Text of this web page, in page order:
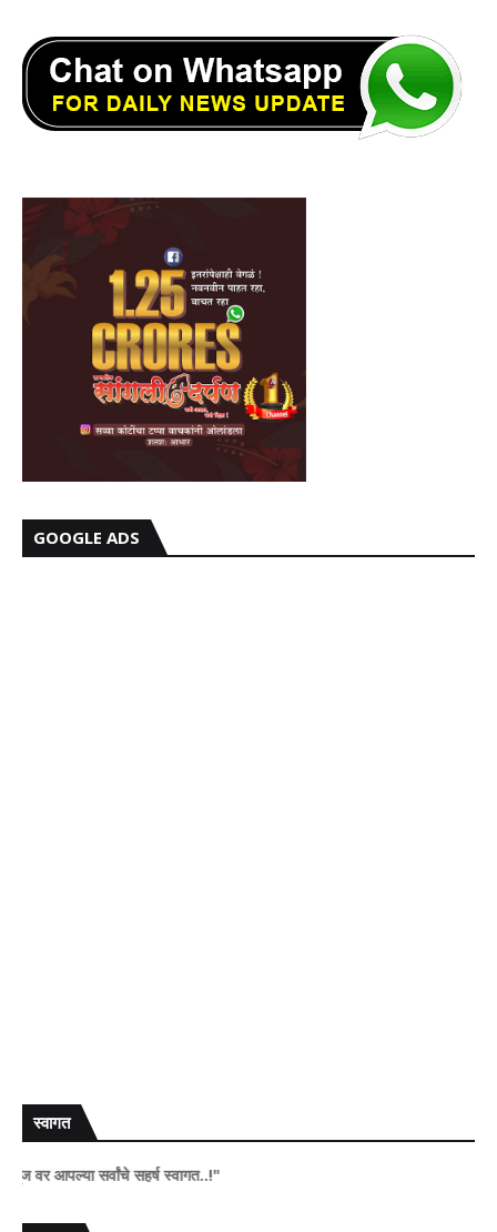
GOOGLE ADS
स्वागत
सर्वांचे सहर्ष स्वागत..!"